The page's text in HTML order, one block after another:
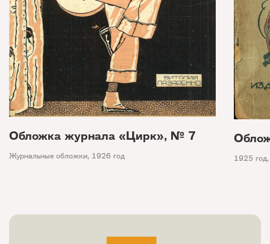
Обложка журнала «Цирк», № 7
Журнальные обложки, 1926 год 1925 год